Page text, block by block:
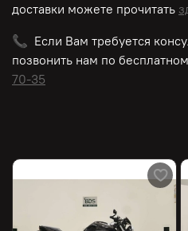
доставки можете прочитать
📞 Если Вам требуется
позвонить нам по
70-35